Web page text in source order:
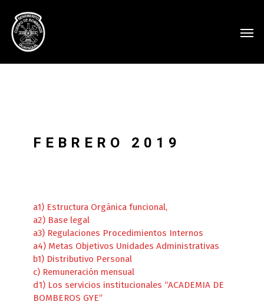
FEBRERO 2019
a1) Estructura Orgánica funcional,
a2) Base legal
a3) Regulaciones Procedimientos Internos
a4) Metas Objetivos Unidades Administrativas
b1) Distributivo Personal
c) Remuneración mensual
d1) Los servicios institucionales “ACADEMIA DE
BOMBEROS GYE”